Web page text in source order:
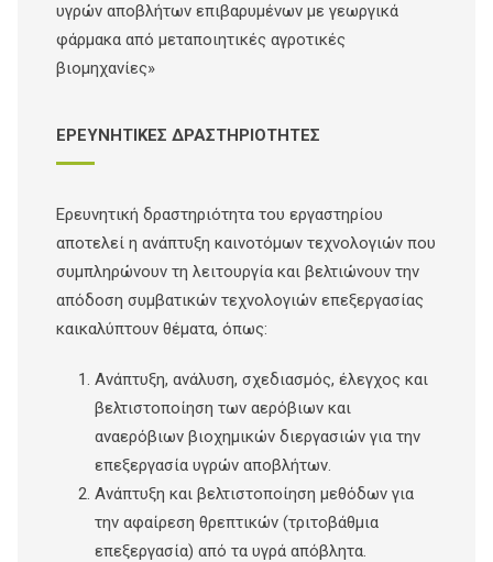
υγρών αποβλήτων επιβαρυμένων με γεωργικά
φάρμακα από μεταποιητικές αγροτικές
βιομηχανίες»
ΕΡΕΥΝΗΤΙΚΕΣ ΔΡΑΣΤΗΡΙΟΤΗΤΕΣ
Ερευνητική δραστηριότητα του εργαστηρίου
αποτελεί η ανάπτυξη καινοτόμων τεχνολογιών που
συμπληρώνουν τη λειτουργία και βελτιώνουν την
απόδοση συμβατικών τεχνολογιών επεξεργασίας
καικαλύπτουν θέματα, όπως:
Ανάπτυξη, ανάλυση, σχεδιασμός, έλεγχος και
βελτιστοποίηση των αερόβιων και
αναερόβιων βιοχημικών διεργασιών για την
επεξεργασία υγρών αποβλήτων.
Ανάπτυξη και βελτιστοποίηση μεθόδων για
την αφαίρεση θρεπτικών (τριτοβάθμια
επεξεργασία) από τα υγρά απόβλητα.